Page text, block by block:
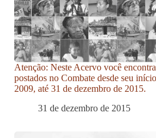
Atenção: Neste Acervo você
postados no Combate desde seu
2009, até 31 de dezembro de 2015.
31 de dezembro de 2015